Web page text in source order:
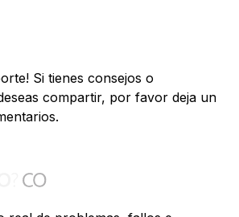
Si tienes consejos o
compartir, por favor deja un